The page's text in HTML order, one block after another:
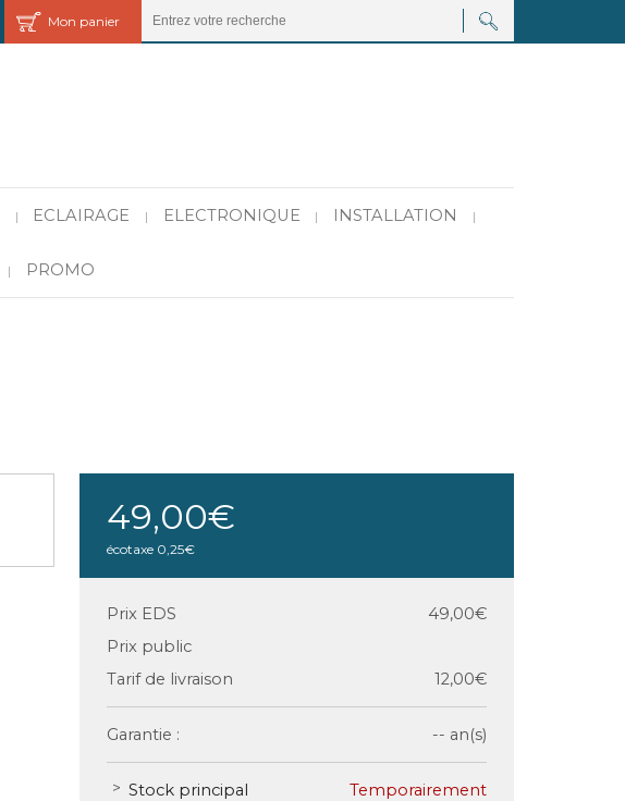
Mon panier
| ECLAIRAGE | ELECTRONIQUE | INSTALLATION |
| PROMO
49,00€
écotaxe 0,25€
Prix EDS
49,00€
Prix public
Tarif de livraison
12,00€
Garantie : -- an(s)
Stock principal
Temporairement